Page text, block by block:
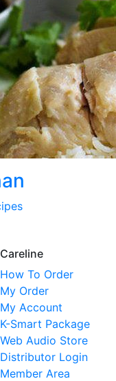
How To Order
My Order
My Account
K-Smart Package
Web Audio Store
Distributor Login
Member Area